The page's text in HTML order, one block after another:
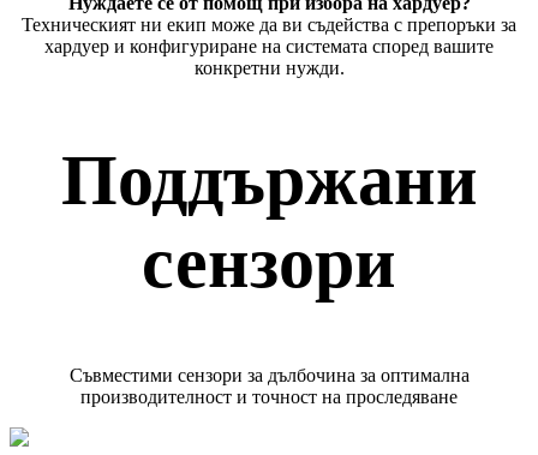
Техническият ни екип може да ви съдейства с препоръки за
хардуер и конфигуриране на системата според вашите
конкретни нужди.
Поддържани
сензори
Съвместими сензори за дълбочина за оптимална
производителност и точност на проследяване